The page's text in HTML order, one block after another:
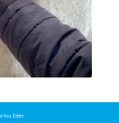
Eder